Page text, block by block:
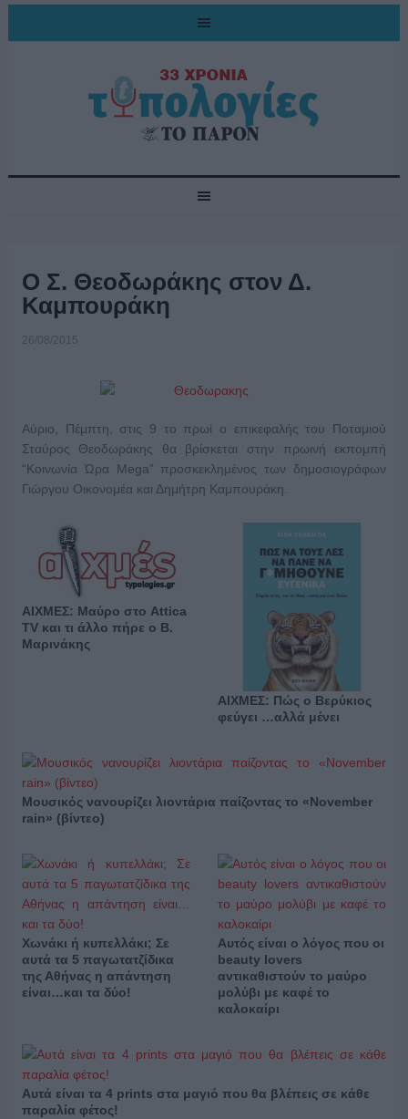
Ο Σ. Θεοδωράκης στον Δ.
Καμπουράκη
26/08/2015
Αύριο, Πέμπτη, στις 9 το πρωί ο επικεφαλής του Ποταμιού
Σταύρος Θεοδωράκης θα βρίσκεται στην πρωινή εκπομπή
“Κοινωνία Ώρα Mega” προσκεκλημένος των δημοσιογράφων
Γιώργου Οικονομέα και Δημήτρη Καμπουράκη.
ΑΙΧΜΕΣ: Μαύρο στο Attica
TV και τι άλλο πήρε ο Β.
Μαρινάκης
ΑΙΧΜΕΣ: Πώς ο Βερύκιος
φεύγει …αλλά μένει
Μουσικός νανουρίζει λιοντάρια παίζοντας το «November
rain» (βίντεο)
Χωνάκι ή κυπελλάκι; Σε
αυτά τα 5 παγωτατζίδικα
της Αθήνας η απάντηση
είναι…και τα δύο!
Αυτός είναι ο λόγος που οι
beauty lovers
αντικαθιστούν το μαύρο
μολύβι με καφέ το
καλοκαίρι
Αυτά είναι τα 4 prints στα μαγιό που θα βλέπεις σε κάθε
παραλία φέτος!